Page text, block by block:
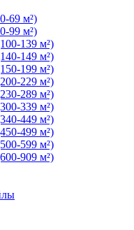
69 м²)
99 м²)
139 м²)
149 м²)
199 м²)
229 м²)
289 м²)
339 м²)
449 м²)
499 м²)
599 м²)
909 м²)